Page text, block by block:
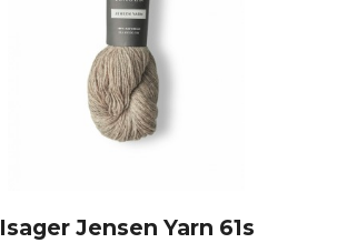
Isager Jensen Yarn 61s